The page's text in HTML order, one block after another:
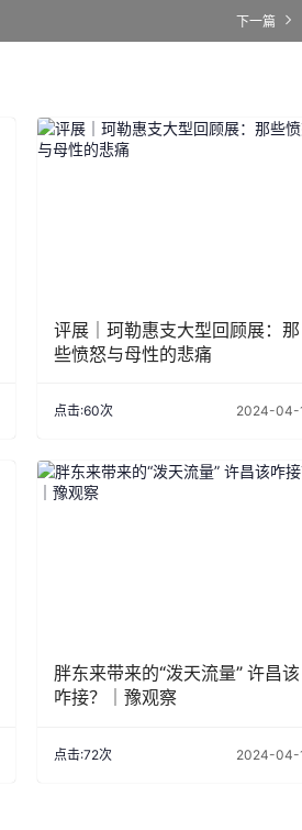
下一篇
评展｜珂勒惠支大型回顾展：那
些愤怒与母性的悲痛
点击:60次 2024-04-
胖东来带来的“泼天流量” 许昌该
咋接？｜豫观察
点击:72次 2024-04-